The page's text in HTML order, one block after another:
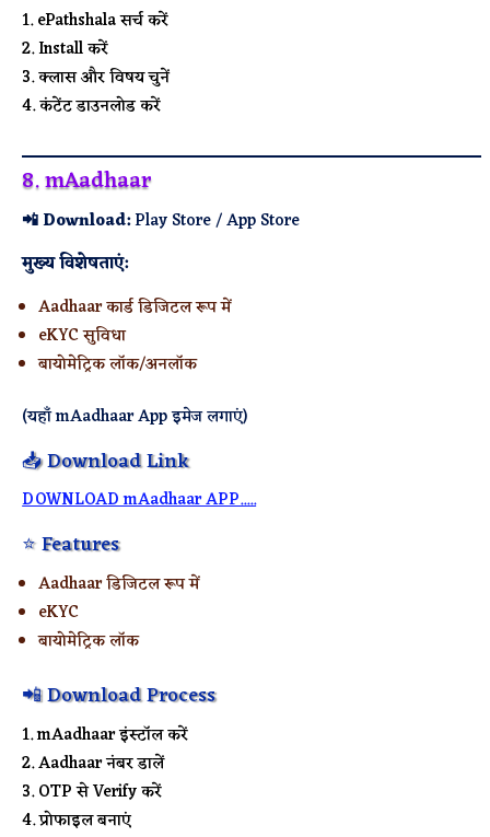
ePathshala सर्च करें
Install करें
क्लास और विषय चुनें
कंटेंट डाउनलोड करें
8. mAadhaar
📲 Download:Play Store / App Store
मुख्य विशेषताएं:
Aadhaar कार्ड डिजिटल रूप में
eKYC सुविधा
बायोमेट्रिक लॉक/अनलॉक
(यहाँ mAadhaar App इमेज लगाएं)
📥 Download Link
DOWNLOAD mAadhaar APP.....
⭐ Features
Aadhaar डिजिटल रूप में
eKYC
बायोमेट्रिक लॉक
📲 Download Process
mAadhaar इंस्टॉल करें
Aadhaar नंबर डालें
OTP से Verify करें
प्रोफाइल बनाएं